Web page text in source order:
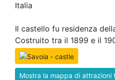
Italia
Il castello fu residenza
Costruito tra il 1899 e il
Mostra la mappa di attrazioni